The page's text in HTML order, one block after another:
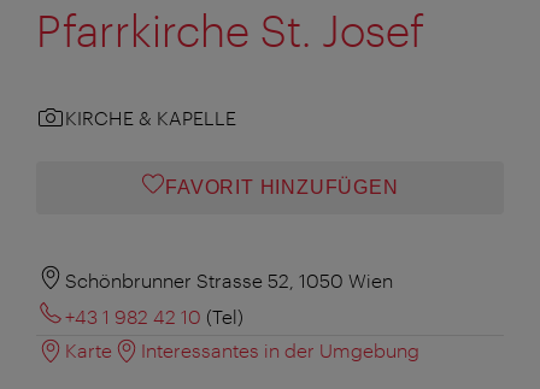
Pfarrkirche St. Josef
KIRCHE & KAPELLE
FAVORIT HINZUFÜGEN
Schönbrunner Strasse 52, 1050 Wien
+43 1 982 42 10 (Tel)
Karte
Interessantes in der Umgebung